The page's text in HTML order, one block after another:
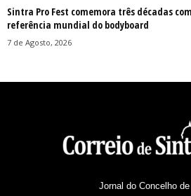
Sintra Pro Fest comemora três décadas
referência mundial do bodyboard
7 de Agosto, 2026
Jornal do Concelho